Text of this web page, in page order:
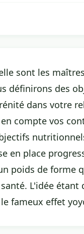
sont les
définirons des
dans votre
compte vos
en place
poids de forme
L'idée
fameux effet